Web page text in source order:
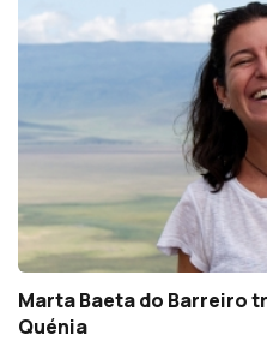
Marta Baeta do Barreiro
Quénia